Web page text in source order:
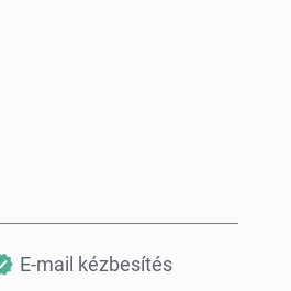
E-mail kézbesítés